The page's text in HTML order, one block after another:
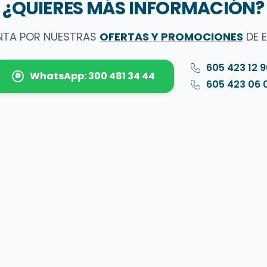
¿QUIERES MÁS INFORMACIÓN?
POR NUESTRAS OFERTAS Y PROMOCIONES DE
WhatsApp: 300 481 34 44
605 423 12
605 423 06